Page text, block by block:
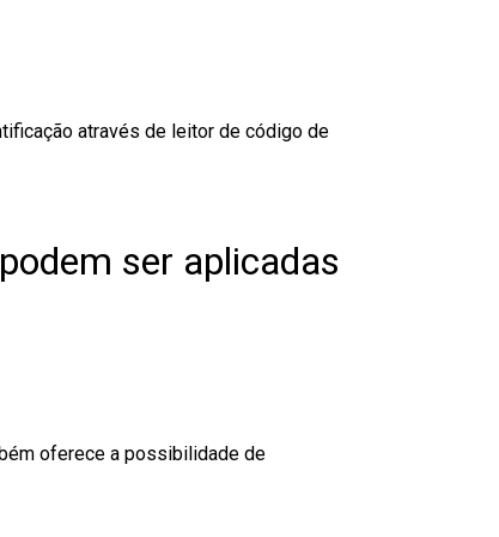
através de leitor de código de
ser aplicadas
oferece a possibilidade de